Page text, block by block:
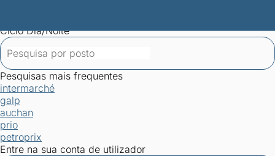
Ciclo Dia/Noite
Pesquisas mais frequentes
intermarché
galp
auchan
prio
petroprix
Entre na sua conta de utilizador